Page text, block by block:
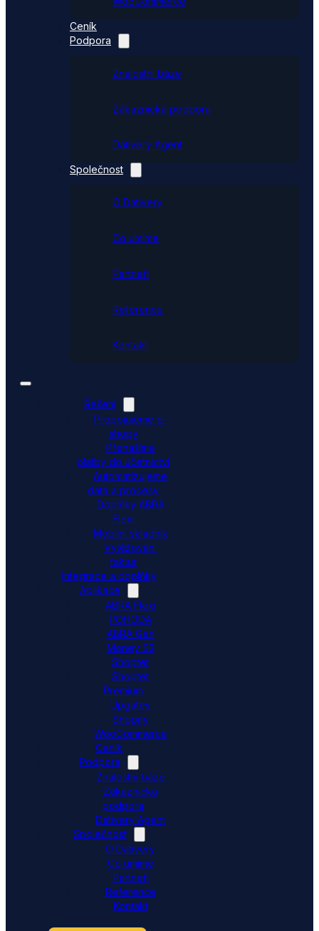
Ceník
Podpora
Znalostní báze
Zákaznická podpora
Dativery Agent
Společnost
O Dativery
Co umíme
Partneři
Reference
Kontakt
Řešení
Propojujeme e-
shopy
Přenášíme
platby do účetnictví
Automatizujeme
data a procesy
Doplňky ABRA
Flexi
Mobilní skladník
Vytěžování
faktur
Integrace a doplňky
Aplikace
ABRA Flexi
POHODA
ABRA Gen
Money S3
Shoptet
Shoptet
Premium
Upgates
Shopify
WooCommerce
Ceník
Podpora
Znalostní báze
Zákaznická
podpora
Dativery Agent
Společnost
O Dativery
Co umíme
Partneři
Reference
Kontakt